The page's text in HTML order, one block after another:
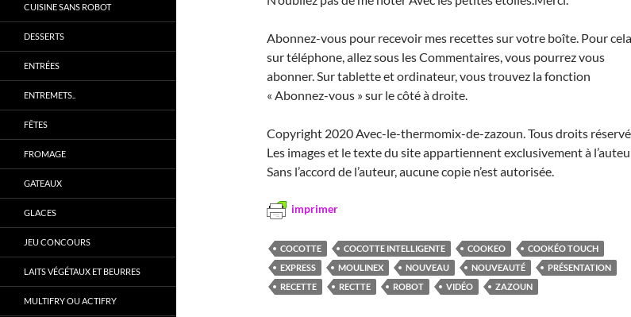
Abonnez-vous pour recevoir mes recettes sur votre boîte. Pour
sur téléphone, allez sous les Commentaires, vous pourrez vous
abonner. Sur tablette et ordinateur, vous trouvez la fonction
« Abonnez-vous » sur le côté à droite.
Copyright 2020 Avec-le-thermomix-de-zazoun. Tous droits
Les images et le texte du site appartiennent exclusivement à
Sans l’accord de l’auteur, aucune copie n’est autorisée.
imprimer
COCOTTE COCOTTE INTELLIGENTE COOKEO
COOKÉO TOUCH
EXPRESS
MOULINEX NOUVEAU NOUVEAUTÉ
PRÉSENTATION
RECETTE
RECTTE ROBOT VIDÉO ZAZOUN
CUISINE SANS ROBOT
DESSERTS
ENTRÉES
ENTREMETS..
FÊTES
FROMAGE
GATEAUX
GLACES
JEU CONCOURS
LAITS VÉGÉTAUX ET BEURRES
MULTIFRY OU ACTIFRY